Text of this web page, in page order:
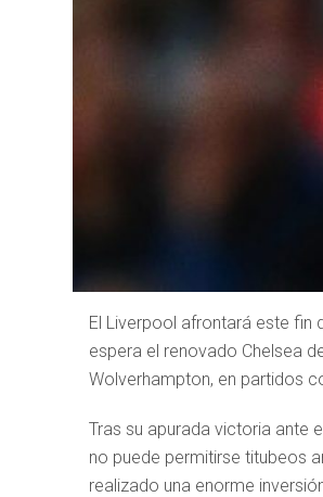
El Liverpool afrontará este fin
espera el renovado Chelsea
Wolverhampton, en partidos
Tras su apurada victoria ante
no puede permitirse titubeos
realizado una enorme